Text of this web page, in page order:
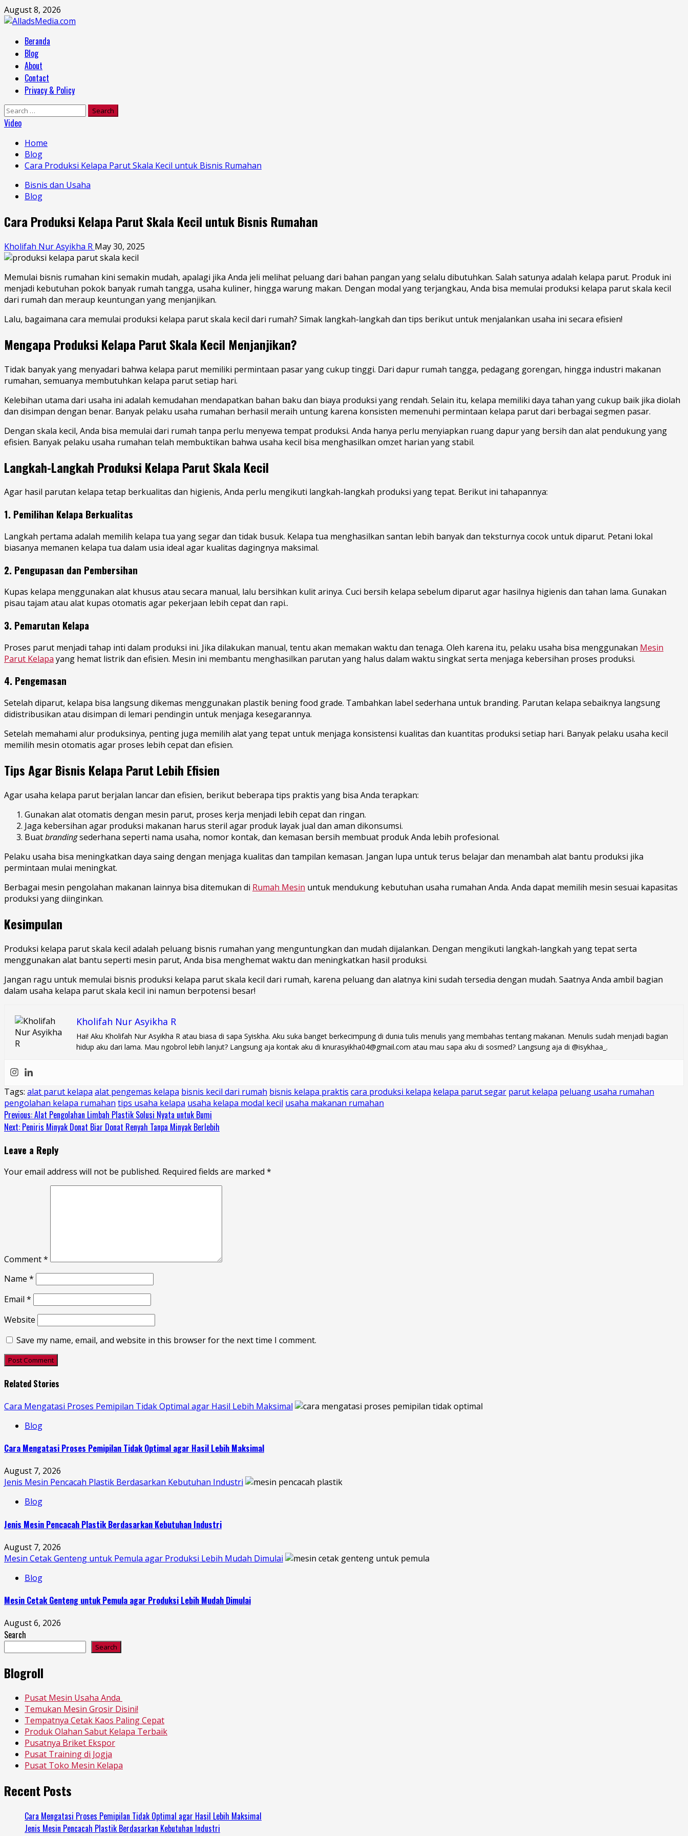
Skip
to
August 8, 2026
MenuBeranda
Blog
About
Contact
Privacy & Policy
Search
for:
Video
Home
Blog
Cara Produksi Kelapa Parut Skala Kecil untuk Bisnis Rumahan
Bisnis dan Usaha
Blog
Cara Produksi Kelapa Parut Skala Kecil untuk Bisnis Rumahan
Kholifah Nur Asyikha R May 30, 2025
Memulai bisnis rumahan kini semakin mudah, apalagi jika Anda jeli melihat peluang dari bahan pangan yang selalu dibutuhkan. Salah satunya adalah kelapa parut. Produk ini
menjadi kebutuhan pokok banyak rumah tangga, usaha kuliner, hingga warung makan. Dengan modal yang terjangkau, Anda bisa memulai produksi kelapa parut skala kecil
dari rumah dan meraup keuntungan yang menjanjikan.
Lalu, bagaimana cara memulai produksi kelapa parut skala kecil dari rumah? Simak langkah-langkah dan tips berikut untuk menjalankan usaha ini secara efisien!
Mengapa Produksi Kelapa Parut Skala Kecil Menjanjikan?
Tidak banyak yang menyadari bahwa kelapa parut memiliki permintaan pasar yang cukup tinggi. Dari dapur rumah tangga, pedagang gorengan, hingga industri makanan
rumahan, semuanya membutuhkan kelapa parut setiap hari.
Kelebihan utama dari usaha ini adalah kemudahan mendapatkan bahan baku dan biaya produksi yang rendah. Selain itu, kelapa memiliki daya tahan yang cukup baik jika diolah
dan disimpan dengan benar. Banyak pelaku usaha rumahan berhasil meraih untung karena konsisten memenuhi permintaan kelapa parut dari berbagai segmen pasar.
Dengan skala kecil, Anda bisa memulai dari rumah tanpa perlu menyewa tempat produksi. Anda hanya perlu menyiapkan ruang dapur yang bersih dan alat pendukung yang
efisien. Banyak pelaku usaha rumahan telah membuktikan bahwa usaha kecil bisa menghasilkan omzet harian yang stabil.
Langkah-Langkah Produksi Kelapa Parut Skala Kecil
Agar hasil parutan kelapa tetap berkualitas dan higienis, Anda perlu mengikuti langkah-langkah produksi yang tepat. Berikut ini tahapannya:
1. Pemilihan Kelapa Berkualitas
Langkah pertama adalah memilih kelapa tua yang segar dan tidak busuk. Kelapa tua menghasilkan santan lebih banyak dan teksturnya cocok untuk diparut. Petani lokal
biasanya memanen kelapa tua dalam usia ideal agar kualitas dagingnya maksimal.
2. Pengupasan dan Pembersihan
Kupas kelapa menggunakan alat khusus atau secara manual, lalu bersihkan kulit arinya. Cuci bersih kelapa sebelum diparut agar hasilnya higienis dan tahan lama. Gunakan
pisau tajam atau alat kupas otomatis agar pekerjaan lebih cepat dan rapi..
3. Pemarutan Kelapa
Proses parut menjadi tahap inti dalam produksi ini. Jika dilakukan manual, tentu akan memakan waktu dan tenaga. Oleh karena itu, pelaku usaha bisa menggunakan Mesin
Parut Kelapa yang hemat listrik dan efisien. Mesin ini membantu menghasilkan parutan yang halus dalam waktu singkat serta menjaga kebersihan proses produksi.
4. Pengemasan
Setelah diparut, kelapa bisa langsung dikemas menggunakan plastik bening food grade. Tambahkan label sederhana untuk branding. Parutan kelapa sebaiknya langsung
didistribusikan atau disimpan di lemari pendingin untuk menjaga kesegarannya.
Setelah memahami alur produksinya, penting juga memilih alat yang tepat untuk menjaga konsistensi kualitas dan kuantitas produksi setiap hari. Banyak pelaku usaha kecil
memilih mesin otomatis agar proses lebih cepat dan efisien.
Tips Agar Bisnis Kelapa Parut Lebih Efisien
Agar usaha kelapa parut berjalan lancar dan efisien, berikut beberapa tips praktis yang bisa Anda terapkan:
Gunakan alat otomatis dengan mesin parut, proses kerja menjadi lebih cepat dan ringan.
Jaga kebersihan agar produksi makanan harus steril agar produk layak jual dan aman dikonsumsi.
Buatbrandingsederhana seperti nama usaha, nomor kontak, dan kemasan bersih membuat produk Anda lebih profesional.
Pelaku usaha bisa meningkatkan daya saing dengan menjaga kualitas dan tampilan kemasan. Jangan lupa untuk terus belajar dan menambah alat bantu produksi jika
permintaan mulai meningkat.
Berbagai mesin pengolahan makanan lainnya bisa ditemukan di Rumah Mesin untuk mendukung kebutuhan usaha rumahan Anda. Anda dapat memilih mesin sesuai kapasitas
produksi yang diinginkan.
Kesimpulan
Produksi kelapa parut skala kecil adalah peluang bisnis rumahan yang menguntungkan dan mudah dijalankan. Dengan mengikuti langkah-langkah yang tepat serta
menggunakan alat bantu seperti mesin parut, Anda bisa menghemat waktu dan meningkatkan hasil produksi.
Jangan ragu untuk memulai bisnis produksi kelapa parut skala kecil dari rumah, karena peluang dan alatnya kini sudah tersedia dengan mudah. Saatnya Anda ambil bagian
dalam usaha kelapa parut skala kecil ini namun berpotensi besar!
Kholifah Nur Asyikha R
Hai! Aku Kholifah Nur Asyikha R atau biasa di sapa Syiskha. Aku suka banget berkecimpung di dunia tulis menulis yang membahas tentang makanan. Menulis sudah menjadi bagian
hidup aku dari lama. Mau ngobrol lebih lanjut? Langsung aja kontak aku di knurasyikha04@gmail.com atau mau sapa aku di sosmed? Langsung aja di @isykhaa_.
Tags: alat parut kelapa alat pengemas kelapa bisnis kecil dari rumah bisnis kelapa praktis cara produksi kelapa kelapa parut segar parut kelapa peluang usaha rumahan
pengolahan kelapa rumahan tips usaha kelapa usaha kelapa modal kecil usaha makanan rumahan
Continue
Reading
Previous:Alat Pengolahan Limbah Plastik Solusi Nyata untuk Bumi
Next: Peniris Minyak Donat Biar Donat Renyah Tanpa Minyak Berlebih
Leave a Reply
Your email address will not be published. Required fields are marked *
Comment*
Name *
Email *
Website
Save my name, email, and website in this browser for the next time I comment.
Related Stories
Cara Mengatasi Proses Pemipilan Tidak Optimal agar Hasil Lebih Maksimal
Blog
Cara Mengatasi Proses Pemipilan Tidak Optimal agar Hasil Lebih Maksimal
August 7, 2026
Jenis Mesin Pencacah Plastik Berdasarkan Kebutuhan Industri
Blog
Jenis Mesin Pencacah Plastik Berdasarkan Kebutuhan Industri
August 7, 2026
Mesin Cetak Genteng untuk Pemula agar Produksi Lebih Mudah Dimulai
Blog
Mesin Cetak Genteng untuk Pemula agar Produksi Lebih Mudah Dimulai
August 6, 2026
Search
Search
Blogroll
Pusat Mesin Usaha Anda
Temukan Mesin Grosir Disini!
Tempatnya Cetak Kaos Paling Cepat
Produk Olahan Sabut Kelapa Terbaik
Pusatnya Briket Ekspor
Pusat Training di Jogja
Pusat Toko Mesin Kelapa
Recent Posts
Cara Mengatasi Proses Pemipilan Tidak Optimal agar Hasil Lebih Maksimal
Jenis Mesin Pencacah Plastik Berdasarkan Kebutuhan Industri